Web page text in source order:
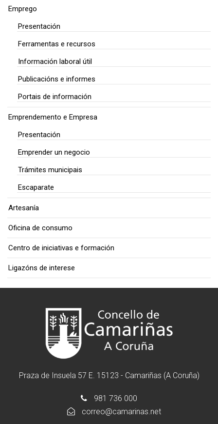
Emprego
Presentación
Ferramentas e recursos
Información laboral útil
Publicacións e informes
Portais de información
Emprendemento e Empresa
Presentación
Emprender un negocio
Trámites municipais
Escaparate
Artesanía
Oficina de consumo
Centro de iniciativas e formación
Ligazóns de interese
Praza de Insuela 57 E. 15123 - Camariñas (A Coruña)
981 736 000
correo@camarinas.net